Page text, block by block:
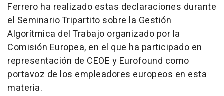
Ferrero ha realizado estas declaraciones durante
el Seminario Tripartito sobre la Gestión
Algorítmica del Trabajo organizado por la
Comisión Europea, en el que ha participado en
representación de CEOE y Eurofound como
portavoz de los empleadores europeos en esta
materia.